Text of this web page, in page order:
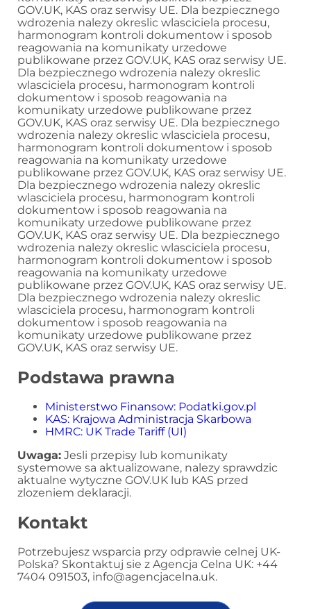
GOV.UK, KAS oraz serwisy UE. Dla bezpiecznego
wdrozenia nalezy okreslic wlasciciela procesu,
harmonogram kontroli dokumentow i sposob
reagowania na komunikaty urzedowe
publikowane przez GOV.UK, KAS oraz serwisy UE.
Dla bezpiecznego wdrozenia nalezy okreslic
wlasciciela procesu, harmonogram kontroli
dokumentow i sposob reagowania na
komunikaty urzedowe publikowane przez
GOV.UK, KAS oraz serwisy UE. Dla bezpiecznego
wdrozenia nalezy okreslic wlasciciela procesu,
harmonogram kontroli dokumentow i sposob
reagowania na komunikaty urzedowe
publikowane przez GOV.UK, KAS oraz serwisy UE.
Dla bezpiecznego wdrozenia nalezy okreslic
wlasciciela procesu, harmonogram kontroli
dokumentow i sposob reagowania na
komunikaty urzedowe publikowane przez
GOV.UK, KAS oraz serwisy UE. Dla bezpiecznego
wdrozenia nalezy okreslic wlasciciela procesu,
harmonogram kontroli dokumentow i sposob
reagowania na komunikaty urzedowe
publikowane przez GOV.UK, KAS oraz serwisy UE.
Dla bezpiecznego wdrozenia nalezy okreslic
wlasciciela procesu, harmonogram kontroli
dokumentow i sposob reagowania na
komunikaty urzedowe publikowane przez
GOV.UK, KAS oraz serwisy UE.
Podstawa prawna
Ministerstwo Finansow: Podatki.gov.pl
KAS: Krajowa Administracja Skarbowa
HMRC: UK Trade Tariff (UI)
Uwaga: Jesli przepisy lub komunikaty
systemowe sa aktualizowane, nalezy sprawdzic
aktualne wytyczne GOV.UK lub KAS przed
zlozeniem deklaracji.
Kontakt
Potrzebujesz wsparcia przy odprawie celnej UK-
Polska? Skontaktuj sie z Agencja Celna UK: +44
7404 091503, info@agencjacelna.uk.